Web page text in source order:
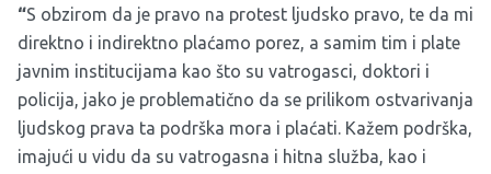
“S obzirom da je pravo na protest ljudsko pravo, te da mi
direktno i indirektno plaćamo porez, a samim tim i plate
javnim institucijama kao što su vatrogasci, doktori i
policija, jako je problematično da se prilikom ostvarivanja
ljudskog prava ta podrška mora i plaćati. Kažem podrška,
imajući u vidu da su vatrogasna i hitna služba, kao i